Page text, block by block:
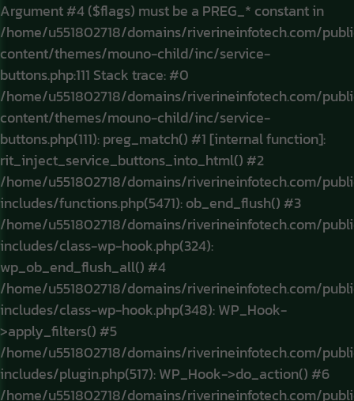
Argument #4 ($flags) must be a PREG_* constant in
/home/u551802718/domains/riverineinfotech.com/
content/themes/mouno-child/inc/service-
buttons.php:111 Stack trace: #0
/home/u551802718/domains/riverineinfotech.com/
content/themes/mouno-child/inc/service-
buttons.php(111): preg_match() #1 [internal function]:
rit_inject_service_buttons_into_html() #2
/home/u551802718/domains/riverineinfotech.com/
includes/functions.php(5471): ob_end_flush() #3
/home/u551802718/domains/riverineinfotech.com/
includes/class-wp-hook.php(324):
wp_ob_end_flush_all() #4
/home/u551802718/domains/riverineinfotech.com/
includes/class-wp-hook.php(348): WP_Hook-
>apply_filters() #5
/home/u551802718/domains/riverineinfotech.com/
includes/plugin.php(517): WP_Hook->do_action() #6
/home/u551802718/domains/riverineinfotech.com/